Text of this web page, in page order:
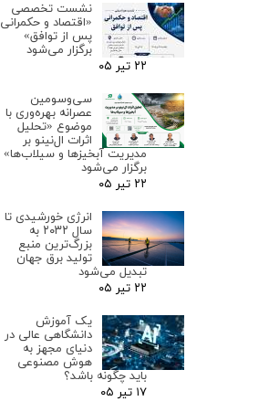
نشست تخصصی
«اقتصاد و حکمرانی
پس از توافق»
برگزار می‌شود
۲۲ تیر ۰۵
سی‌وسومین
عصرانه بهره‌وری با
موضوع «تحلیل
اثرات ال‌نینو بر
مدیریت آبخیزها و سیلاب‌ها»
برگزار می‌شود
۲۲ تیر ۰۵
انرژی خورشیدی تا
سال ۲۰۳۲ به
بزرگ‌ترین منبع
تولید برق جهان
تبدیل می‌شود
۲۲ تیر ۰۵
یک آموزش
دانشگاهی عالی در
دنیای مجهز به
هوش مصنوعی
باید چگونه باشد؟
۱۷ تیر ۰۵